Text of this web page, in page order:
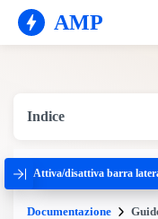
AMP
Indice
Attiva/disattiva barra
Documentazione